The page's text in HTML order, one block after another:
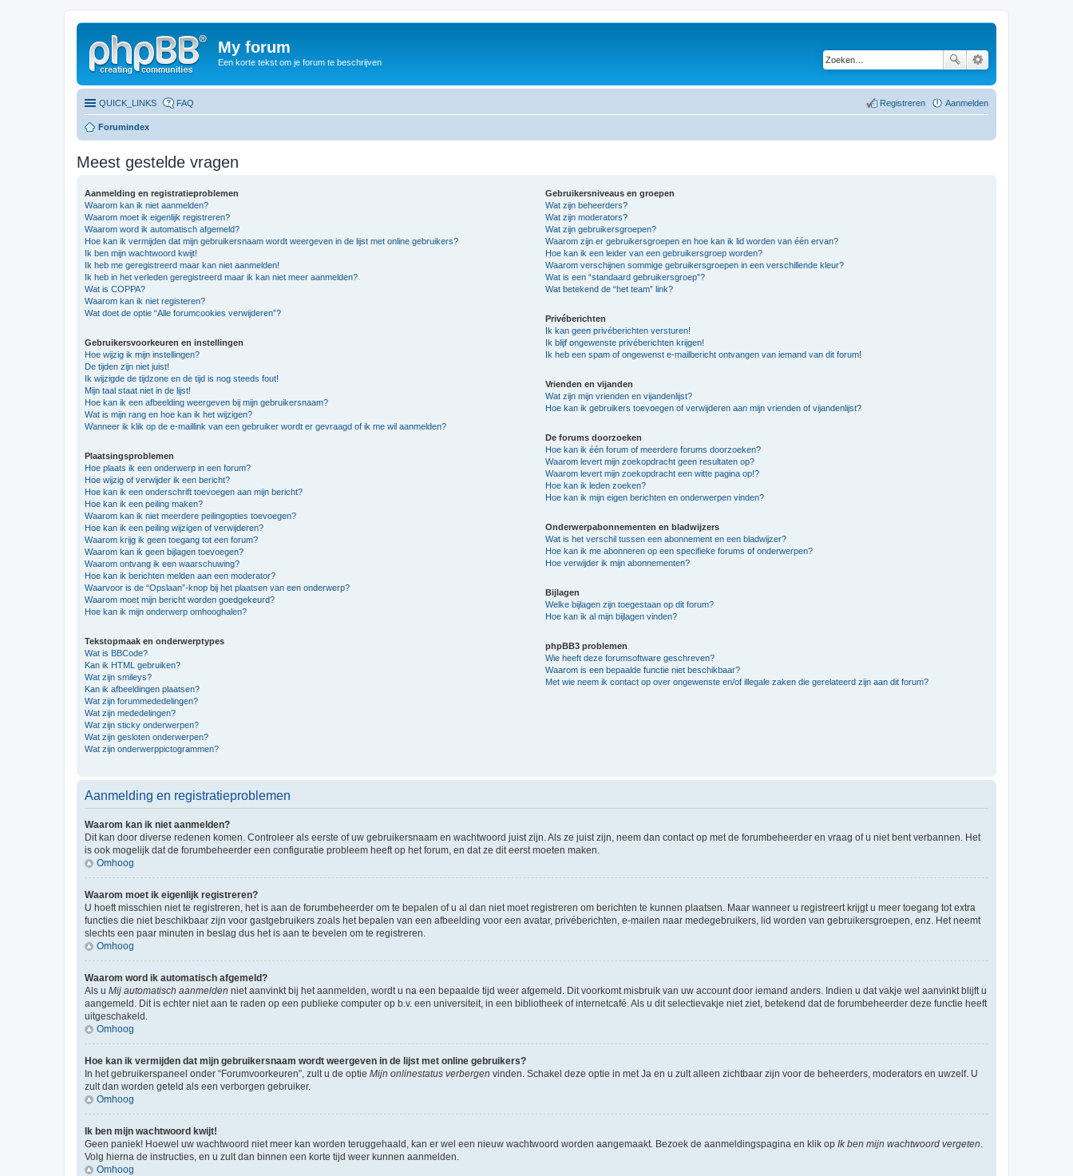
My forum
Een korte tekst om je forum te beschrijven
QUICK_LINKS FAQ Aanmelden
Registreren
Forumindex
Meest gestelde vragen
Aanmelding en registratieproblemen
Waarom kan ik niet aanmelden?
Waarom moet ik eigenlijk registreren?
Waarom word ik automatisch afgemeld?
Hoe kan ik vermijden dat mijn gebruikersnaam wordt weergeven in de lijst met online gebruikers?
Ik ben mijn wachtwoord kwijt!
Ik heb me geregistreerd maar kan niet aanmelden!
Ik heb in het verleden geregistreerd maar ik kan niet meer aanmelden?
Wat is COPPA?
Waarom kan ik niet registeren?
Wat doet de optie “Alle forumcookies verwijderen”?
Gebruikersvoorkeuren en instellingen
Hoe wijzig ik mijn instellingen?
De tijden zijn niet juist!
Ik wijzigde de tijdzone en de tijd is nog steeds fout!
Mijn taal staat niet in de lijst!
Hoe kan ik een afbeelding weergeven bij mijn gebruikersnaam?
Wat is mijn rang en hoe kan ik het wijzigen?
Wanneer ik klik op de e-maillink van een gebruiker wordt er gevraagd of ik me wil aanmelden?
Plaatsingsproblemen
Hoe plaats ik een onderwerp in een forum?
Hoe wijzig of verwijder ik een bericht?
Hoe kan ik een onderschrift toevoegen aan mijn bericht?
Hoe kan ik een peiling maken?
Waarom kan ik niet meerdere peilingopties toevoegen?
Hoe kan ik een peiling wijzigen of verwijderen?
Waarom krijg ik geen toegang tot een forum?
Waarom kan ik geen bijlagen toevoegen?
Waarom ontvang ik een waarschuwing?
Hoe kan ik berichten melden aan een moderator?
Waarvoor is de “Opslaan”-knop bij het plaatsen van een onderwerp?
Waarom moet mijn bericht worden goedgekeurd?
Hoe kan ik mijn onderwerp omhooghalen?
Tekstopmaak en onderwerptypes
Wat is BBCode?
Kan ik HTML gebruiken?
Wat zijn smileys?
Kan ik afbeeldingen plaatsen?
Wat zijn forummededelingen?
Wat zijn mededelingen?
Wat zijn sticky onderwerpen?
Wat zijn gesloten onderwerpen?
Wat zijn onderwerppictogrammen?
Gebruikersniveaus en groepen
Wat zijn beheerders?
Wat zijn moderators?
Wat zijn gebruikersgroepen?
Waarom zijn er gebruikersgroepen en hoe kan ik lid worden van één ervan?
Hoe kan ik een leider van een gebruikersgroep worden?
Waarom verschijnen sommige gebruikersgroepen in een verschillende kleur?
Wat is een “standaard gebruikersgroep”?
Wat betekend de “het team” link?
Privéberichten
Ik kan geen privéberichten versturen!
Ik blijf ongewenste privéberichten krijgen!
Ik heb een spam of ongewenst e-mailbericht ontvangen van iemand van dit forum!
Vrienden en vijanden
Wat zijn mijn vrienden en vijandenlijst?
Hoe kan ik gebruikers toevoegen of verwijderen aan mijn vrienden of vijandenlijst?
De forums doorzoeken
Hoe kan ik één forum of meerdere forums doorzoeken?
Waarom levert mijn zoekopdracht geen resultaten op?
Waarom levert mijn zoekopdracht een witte pagina op!?
Hoe kan ik leden zoeken?
Hoe kan ik mijn eigen berichten en onderwerpen vinden?
Onderwerpabonnementen en bladwijzers
Wat is het verschil tussen een abonnement en een bladwijzer?
Hoe kan ik me abonneren op een specifieke forums of onderwerpen?
Hoe verwijder ik mijn abonnementen?
Bijlagen
Welke bijlagen zijn toegestaan op dit forum?
Hoe kan ik al mijn bijlagen vinden?
phpBB3 problemen
Wie heeft deze forumsoftware geschreven?
Waarom is een bepaalde functie niet beschikbaar?
Met wie neem ik contact op over ongewenste en/of illegale zaken die gerelateerd zijn aan dit forum?
Aanmelding en registratieproblemen
Waarom kan ik niet aanmelden?
Dit kan door diverse redenen komen. Controleer als eerste of uw gebruikersnaam en wachtwoord juist zijn. Als ze juist zijn, neem dan contact op met de forumbeheerder en vraag of u niet bent verbannen. Het
is ook mogelijk dat de forumbeheerder een configuratie probleem heeft op het forum, en dat ze dit eerst moeten maken.
Omhoog
Waarom moet ik eigenlijk registreren?
U hoeft misschien niet te registreren, het is aan de forumbeheerder om te bepalen of u al dan niet moet registreren om berichten te kunnen plaatsen. Maar wanneer u registreert krijgt u meer toegang tot extra
functies die niet beschikbaar zijn voor gastgebruikers zoals het bepalen van een afbeelding voor een avatar, privéberichten, e-mailen naar medegebruikers, lid worden van gebruikersgroepen, enz. Het neemt
slechts een paar minuten in beslag dus het is aan te bevelen om te registreren.
Omhoog
Waarom word ik automatisch afgemeld?
Als u Mij automatisch aanmelden niet aanvinkt bij het aanmelden, wordt u na een bepaalde tijd weer afgemeld. Dit voorkomt misbruik van uw account door iemand anders. Indien u dat vakje wel aanvinkt blijft u
aangemeld. Dit is echter niet aan te raden op een publieke computer op b.v. een universiteit, in een bibliotheek of internetcafé. Als u dit selectievakje niet ziet, betekend dat de forumbeheerder deze functie heeft
uitgeschakeld.
Omhoog
Hoe kan ik vermijden dat mijn gebruikersnaam wordt weergeven in de lijst met online gebruikers?
In het gebruikerspaneel onder “Forumvoorkeuren”, zult u de optie Mijn onlinestatus verbergen vinden. Schakel deze optie in met Ja en u zult alleen zichtbaar zijn voor de beheerders, moderators en uwzelf. U
zult dan worden geteld als een verborgen gebruiker.
Omhoog
Ik ben mijn wachtwoord kwijt!
Geen paniek! Hoewel uw wachtwoord niet meer kan worden teruggehaald, kan er wel een nieuw wachtwoord worden aangemaakt. Bezoek de aanmeldingspagina en klik op Ik ben mijn wachtwoord vergeten
Volg hierna de instructies, en u zult dan binnen een korte tijd weer kunnen aanmelden.
Omhoog